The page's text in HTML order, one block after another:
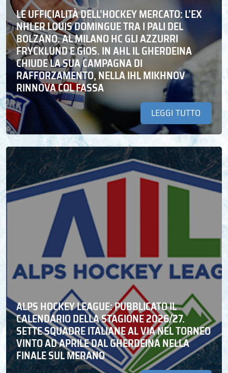
LE UFFICIALITÀ DELL’HOCKEY MERCATO: L’EX
NHLER LOUIS DOMINGUE TRA I PALI DEL
BOLZANO. AL MILANO HC GLI AZZURRI
FRYCKLUND E GIOS. IN AHL IL GHERDEINA
CHIUDE LA SUA CAMPAGNA DI
RAFFORZAMENTO, NELLA IHL MIKHNOV
RINNOVA COL FASSA
LEGGI TUTTO
ALPS HOCKEY LEAGUE: PUBBLICATO IL
CALENDARIO DELLA STAGIONE 2026/27.
SETTE SQUADRE ITALIANE AL VIA NEL TORNEO
VINTO AD APRILE DAL GHERDEINA NELLA
FINALE SUL MERANO